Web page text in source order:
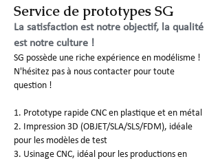
Service de prototypes SG
La satisfaction est notre objectif, la qualité
est notre culture !
SG possède une riche expérience en modélisme !
N'hésitez pas à nous contacter pour toute
question !
1. Prototype rapide CNC en plastique et en métal
2. Impression 3D (OBJET/SLA/SLS/FDM), idéale
pour les modèles de test
3. Usinage CNC, idéal pour les productions en